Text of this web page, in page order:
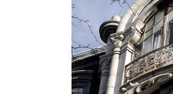
CONTINUE READING